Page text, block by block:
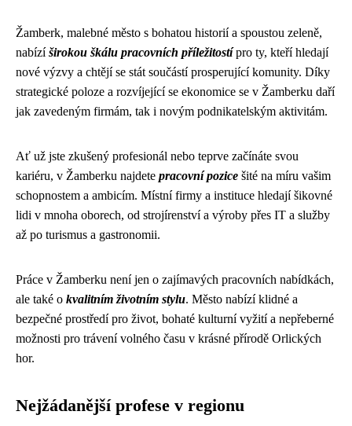
Žamberk, malebné město s bohatou historií a spoustou zeleně,
nabízíširokou škálu pracovních příležitostípro ty, kteří hledají
nové výzvy a chtějí se stát součástí prosperující komunity. Díky
strategické poloze a rozvíjející se ekonomice se v Žamberku daří
jak zavedeným firmám, tak i novým podnikatelským aktivitám.
Ať už jste zkušený profesionál nebo teprve začínáte svou
kariéru, v Žamberku najdete pracovní pozice šité na míru vašim
schopnostem a ambicím. Místní firmy a instituce hledají šikovné
lidi v mnoha oborech, od strojírenství a výroby přes IT a služby
až po turismus a gastronomii.
Práce v Žamberku není jen o zajímavých pracovních nabídkách,
ale také o kvalitním životním stylu. Město nabízí klidné a
bezpečné prostředí pro život, bohaté kulturní vyžití a nepřeberné
možnosti pro trávení volného času v krásné přírodě Orlických
hor.
Nejžádanější profese v regionu